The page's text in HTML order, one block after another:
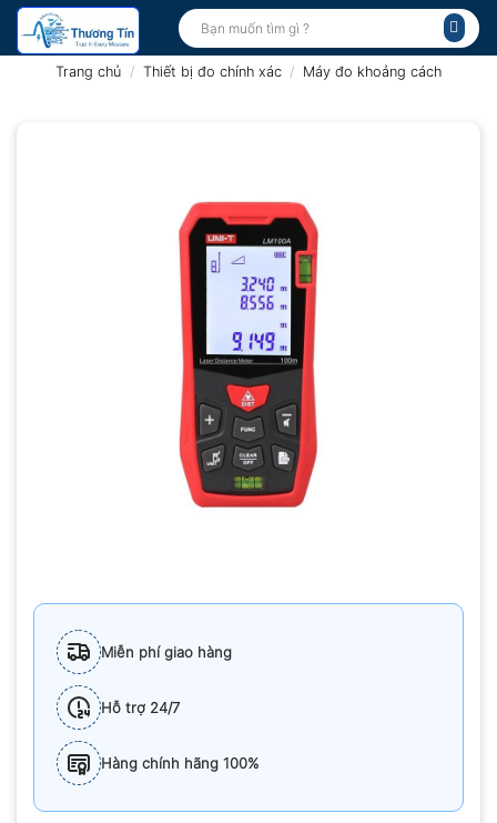
Bỏ
qua
Tìm
kiếm:
Trang chủ / Thiết bị đo chính xác / Máy đo khoảng cách
Miễn phí giao hàng
Hỗ trợ 24/7
Hàng chính hãng 100%